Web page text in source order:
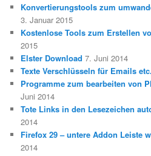
Konvertierungstools zum
3. Januar 2015
Kostenlose Tools zum Erstellen
2015
Elster Download 7. Juni 2014
Texte Verschlüsseln für Emails
Programme zum bearbeiten von
Juni 2014
Tote Links in den Lesezeichen
2014
Firefox 29 – untere Addon Leiste
2014